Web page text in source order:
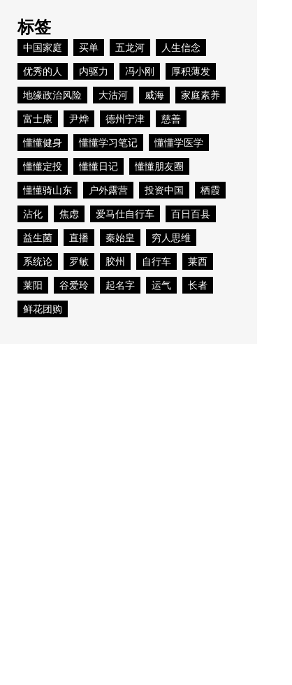
标签
中国家庭 买单 五龙河
人生信念
优秀的人
内驱力 冯小刚
厚积薄发
地缘政治风险
大沽河 威海
家庭素养
富士康
尹烨 德州宁津
慈善
懂懂健身
懂懂学习笔记
懂懂学医学
懂懂定投
懂懂日记
懂懂朋友圈
懂懂骑山东
户外露营 投资中国
栖霞
沾化
焦虑 爱马仕自行车
百日百县
益生菌
直播 秦始皇
穷人思维
系统论
罗敏 胶州 自行车
莱西
莱阳
谷爱玲 起名字 运气
长者
鲜花团购